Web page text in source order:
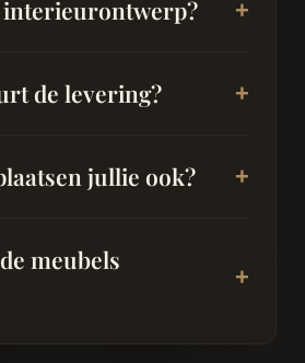
interieurontwerp?
de levering?
jullie ook?
meubels